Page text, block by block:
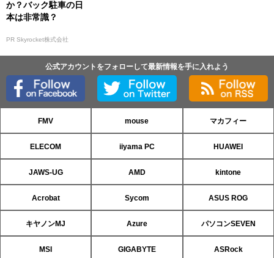
か？バック駐車の日
本は非常識？
PR Skyrocket株式会社
公式アカウントをフォローして最新情報を手に入れよう
FMV mouse マカフィー
ELECOM iiyama PC HUAWEI
JAWS-UG AMD kintone
Acrobat Sycom ASUS ROG
キヤノンMJ Azure パソコンSEVEN
MSI GIGABYTE ASRock